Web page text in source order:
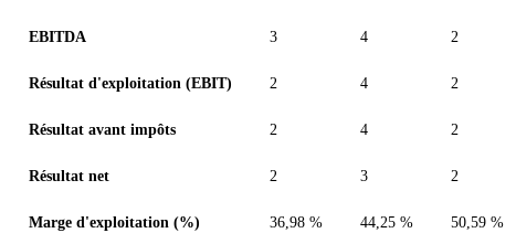
EBITDA 3 4 2
Résultat d'exploitation (EBIT) 2 4 2
Résultat avant impôts 2 4 2
Résultat net 2 3 2
Marge d'exploitation (%) 36,98 % 44,25 % 50,59 %